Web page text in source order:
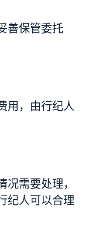
善保管委托
用，由行纪人
况需要处理，
纪人可以合理